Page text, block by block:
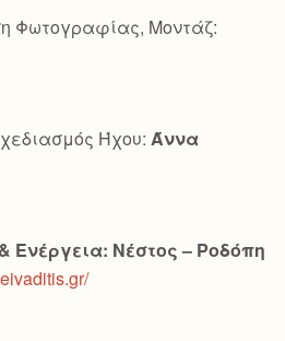
Φωτογραφίας, Μοντάζ:
Ήχου: Άννα
Ενέργεια: Νέστος – Ροδόπη